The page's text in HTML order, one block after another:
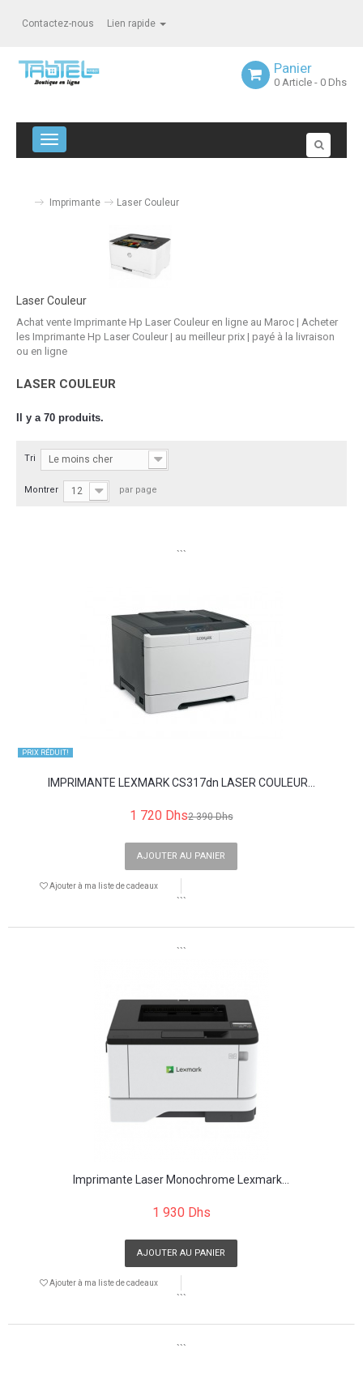
Contactez-nous Lien rapide
Panier
0 Article - 0 Dhs
Navigation bascule
Imprimante Laser Couleur
Laser Couleur
Achat vente Imprimante Hp Laser Couleur en ligne au Maroc | Acheter
les Imprimante Hp Laser Couleur | au meilleur prix | payé à la livraison
ou en ligne
LASER COULEUR
Il y a 70 produits.
Tri Le moins cher
Montrer 12 par page
```
IMPRIMANTE LEXMARK CS317dn LASER COULEUR...
1 720 Dhs2 390 Dhs
PRIX ​​RÉDUIT!
AJOUTER AU PANIER
Ajouter à ma liste de cadeaux
```
```
Imprimante Laser Monochrome Lexmark...
1 930 Dhs
AJOUTER AU PANIER
Ajouter à ma liste de cadeaux
```
```